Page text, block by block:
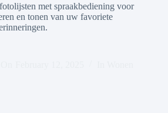
met spraakbediening voor
en tonen van uw favoriete